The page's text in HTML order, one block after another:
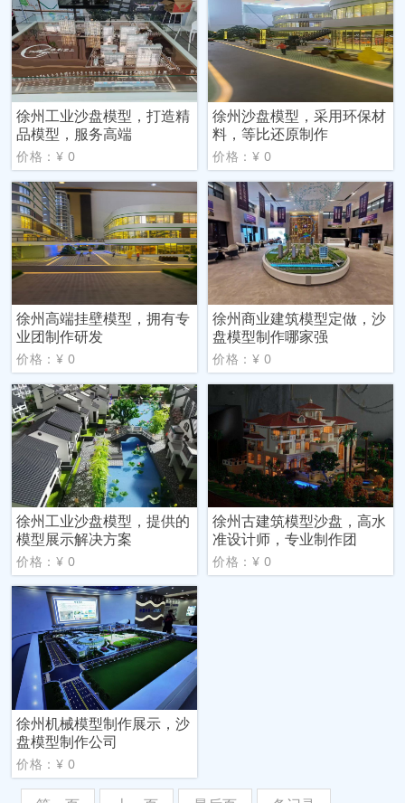
徐州工业沙盘模型，打造精
品模型，服务高端
价格：¥ 0
徐州沙盘模型，采用环保材
料，等比还原制作
价格：¥ 0
徐州高端挂壁模型，拥有专
业团制作研发
价格：¥ 0
徐州商业建筑模型定做，沙
盘模型制作哪家强
价格：¥ 0
徐州工业沙盘模型，提供的
模型展示解决方案
价格：¥ 0
徐州古建筑模型沙盘，高水
准设计师，专业制作团
价格：¥ 0
徐州机械模型制作展示，沙
盘模型制作公司
价格：¥ 0